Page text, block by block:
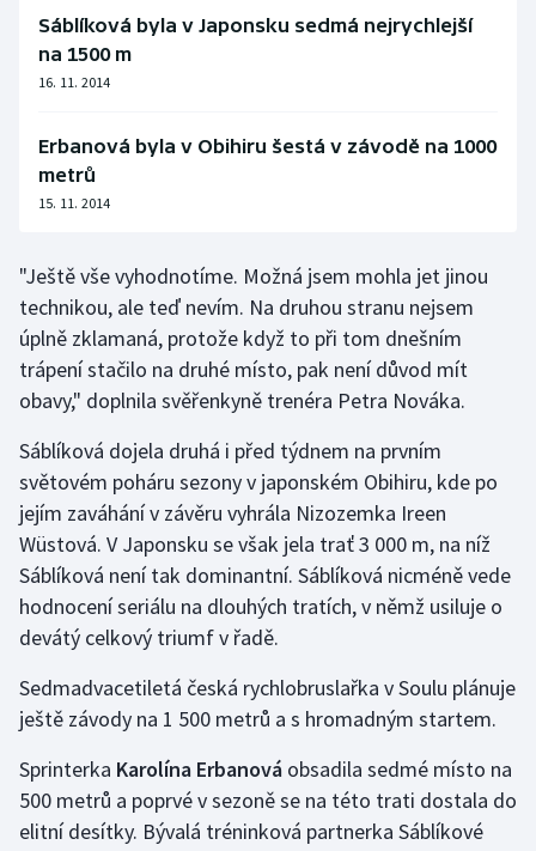
Ragby
Rychlostní kanoistika
Sportovní střelba
Stolní tenis
Triatlon
Veslování
Vodní slalom
Volejbal
Ostatní
Sáblíková byla v Japonsku sedmá nejrychlejší
na 1500 m
16. 11. 2014
Erbanová byla v Obihiru šestá v závodě na 1000
metrů
15. 11. 2014
"Ještě vše vyhodnotíme. Možná jsem mohla jet jinou
technikou, ale teď nevím. Na druhou stranu nejsem
úplně zklamaná, protože když to při tom dnešním
trápení stačilo na druhé místo, pak není důvod mít
obavy," doplnila svěřenkyně trenéra Petra Nováka.
Sáblíková dojela druhá i před týdnem na prvním
světovém poháru sezony v japonském Obihiru, kde po
jejím zaváhání v závěru vyhrála Nizozemka Ireen
Wüstová. V Japonsku se však jela trať 3 000 m, na níž
Sáblíková není tak dominantní. Sáblíková nicméně vede
hodnocení seriálu na dlouhých tratích, v němž usiluje o
devátý celkový triumf v řadě.
Sedmadvacetiletá česká rychlobruslařka v Soulu plánuje
ještě závody na 1 500 metrů a s hromadným startem.
Sprinterka Karolína Erbanová obsadila sedmé místo na
500 metrů a poprvé v sezoně se na této trati dostala do
elitní desítky. Bývalá tréninková partnerka Sáblíkové